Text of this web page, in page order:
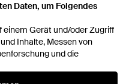
Daten, um Folgendes
Gerät und/oder Zugriff
Inhalte, Messen von
und die